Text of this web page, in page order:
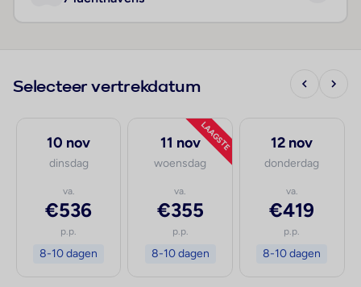
Selecteer vertrekdatum
10 nov
dinsdag
va.
€536
p.p.
8-10 dagen
LAAGSTE
11 nov
woensdag
va.
€355
p.p.
8-10 dagen
12 nov
donderdag
va.
€419
p.p.
8-10 dagen